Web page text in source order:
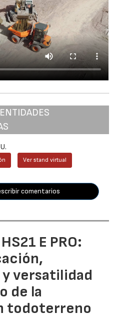
Ver stand virtual
comentarios
E PRO:
versatilidad
de la
todoterreno